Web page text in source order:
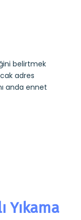
belirtmek
adres
anda ennet
Yıkama